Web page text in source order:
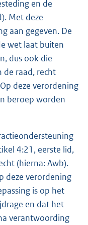
en de
Met deze
aan gegeven. De
wet laat buiten
dus ook die
raad, recht
deze verordening
beroep worden
4:21, eerste lid,
(hierna: Awb).
deze verordening
is op het
en dat het
verantwoording